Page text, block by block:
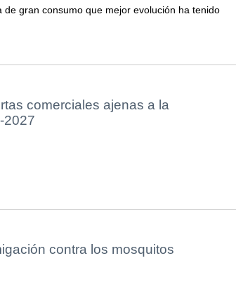
gran consumo que mejor evolución ha tenido
comerciales ajenas a la
2027
contra los mosquitos